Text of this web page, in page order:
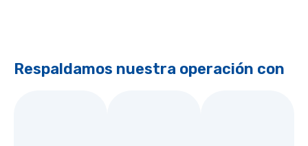
Respaldamos nuestra operación con